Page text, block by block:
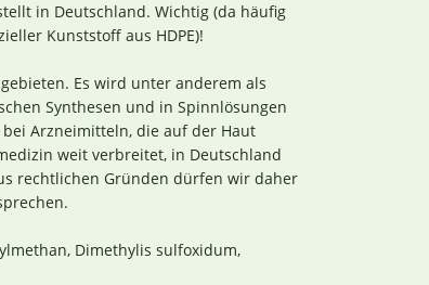
in Deutschland. Wichtig (da häufig
Kunststoff aus HDPE)!
Es wird unter anderem als
Synthesen und in Spinnlösungen
Arzneimitteln, die auf der Haut
weit verbreitet, in Deutschland
rechtlichen Gründen dürfen wir daher
Dimethylis sulfoxidum,